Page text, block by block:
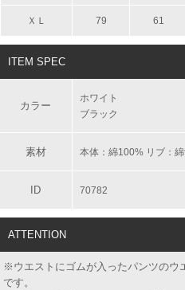
ＸＬ 79 61
ITEM SPEC
カラー
ホワイト
ブラック
素材 本体：綿100% リブ：
ID 70782
ATTENTION
※ウエストにゴムが入ったパンツのウ
です。